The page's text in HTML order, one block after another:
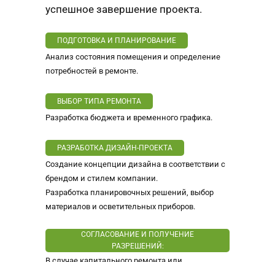
успешное завершение проекта.
ПОДГОТОВКА И ПЛАНИРОВАНИЕ
Анализ состояния помещения и определение
потребностей в ремонте.
ВЫБОР ТИПА РЕМОНТА
Разработка бюджета и временного графика.
РАЗРАБОТКА ДИЗАЙН-ПРОЕКТА
Создание концепции дизайна в соответствии с
брендом и стилем компании.
Разработка планировочных решений, выбор
материалов и осветительных приборов.
СОГЛАСОВАНИЕ И ПОЛУЧЕНИЕ
РАЗРЕШЕНИЙ: